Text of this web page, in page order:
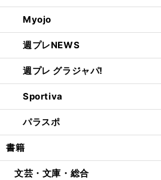
Myojo
週プレNEWS
週プレ グラジャパ!
Sportiva
パラスポ
書籍
文芸・文庫・総合